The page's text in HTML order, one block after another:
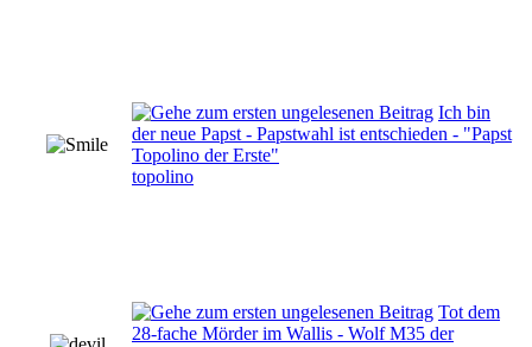
Ich bin
der neue Papst - Papstwahl ist entschieden - "Papst
Topolino der Erste"
topolino
Tot dem
28-fache Mörder im Wallis - Wolf M35 der